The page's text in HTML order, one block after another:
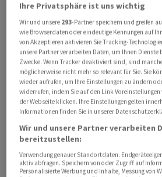
Kurssprung wird der Titel wohl
hinlegen, dennoch könnte es
gehen, wie schon am Mittwoch, als
auf 788,50 Franken zulegen
seit Februar. Das Jahresplus von
lediglich 0,96 Prozent mit einer
Franken bis 916 Franken.
Vor Auffahrt hatte eine
Unterstützung gesorgt.
für das Zürcher Unternehmen auf,
von 1000 Franken. Belimo werde
Ihre Privatsphäre ist uns wichtig
Wir und unsere 293-Partner speichern und greifen
wie Browserdaten oder eindeutige Kennungen auf
von Akzeptieren aktivieren Sie Tracking-
unsere Partner verarbeiten Daten, um Ihnen
Zwecke. Wenn Tracker deaktiviert sind, sind
möglicherweise nicht mehr so relevant für Sie. Sie
wieder aufrufen, um Ihre Einstellungen zu ändern
widerrufen, indem Sie auf den Link
der Webseite klicken. Ihre Einstellungen gelten
Informationen finden Sie in unserer
Wir und unsere Partner verarbeiten
bereitzustellen:
Verwendung genauer Standortdaten.
aktiv abfragen. Speichern von oder Zugriff auf
Personalisierte Werbung und Inhalte, Messung von